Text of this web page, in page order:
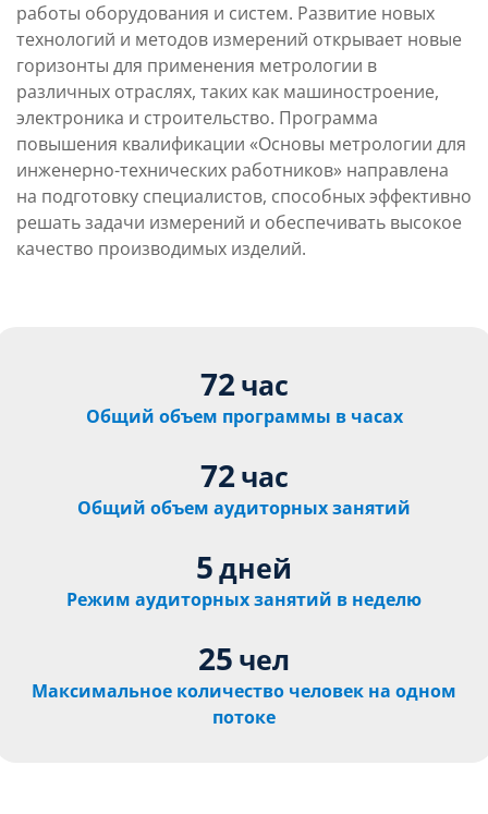
работы оборудования и систем. Развитие новых
технологий и методов измерений открывает новые
горизонты для применения метрологии в
различных отраслях, таких как машиностроение,
электроника и строительство. Программа
повышения квалификации «Основы метрологии для
инженерно-технических работников» направлена
на подготовку специалистов, способных эффективно
решать задачи измерений и обеспечивать высокое
качество производимых изделий.
72 час
Общий объем программы в часах
72 час
Общий объем аудиторных занятий
5дней
Режим аудиторных занятий в неделю
25 чел
Максимальное количество человек на одном
потоке